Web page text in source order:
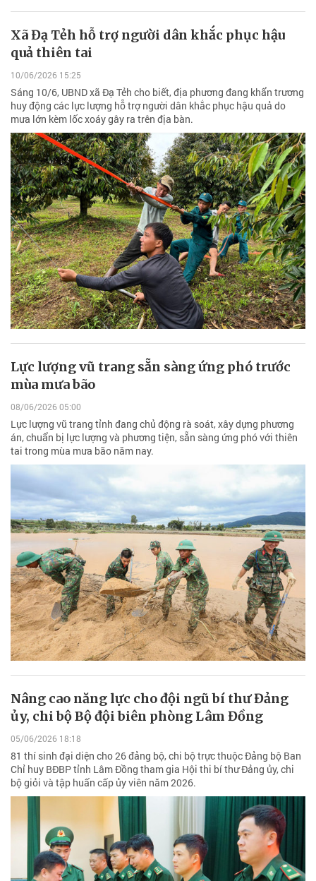
Xã Đạ Tẻh hỗ trợ người dân khắc phục hậu
quả thiên tai
10/06/2026 15:25
Sáng 10/6, UBND xã Đạ Tẻh cho biết, địa phương đang khẩn trương
huy động các lực lượng hỗ trợ người dân khắc phục hậu quả do
mưa lớn kèm lốc xoáy gây ra trên địa bàn.
Lực lượng vũ trang sẵn sàng ứng phó trước
mùa mưa bão
08/06/2026 05:00
Lực lượng vũ trang tỉnh đang chủ động rà soát, xây dựng phương
án, chuẩn bị lực lượng và phương tiện, sẵn sàng ứng phó với thiên
tai trong mùa mưa bão năm nay.
Nâng cao năng lực cho đội ngũ bí thư Đảng
ủy, chi bộ Bộ đội biên phòng Lâm Đồng
05/06/2026 18:18
81 thí sinh đại diện cho 26 đảng bộ, chi bộ trực thuộc Đảng bộ Ban
Chỉ huy BĐBP tỉnh Lâm Đồng tham gia Hội thi bí thư Đảng ủy, chi
bộ giỏi và tập huấn cấp ủy viên năm 2026.